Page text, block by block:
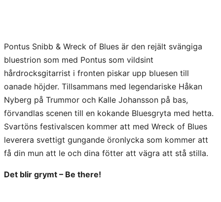
Pontus Snibb & Wreck of Blues är den rejält svängiga
bluestrion som med Pontus som vildsint
hårdrocksgitarrist i fronten piskar upp bluesen till
oanade höjder. Tillsammans med legendariske Håkan
Nyberg på Trummor och Kalle Johansson på bas,
förvandlas scenen till en kokande Bluesgryta med hetta.
Svartöns festivalscen kommer att med Wreck of Blues
leverera svettigt gungande öronlycka som kommer att
få din mun att le och dina fötter att vägra att stå stilla.
Det blir grymt – Be there!